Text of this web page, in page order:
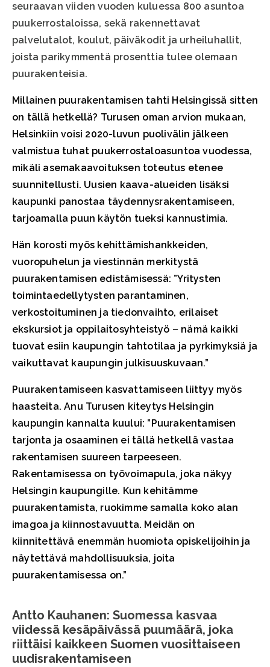
seuraavan viiden vuoden kuluessa 800 asuntoa
puukerrostaloissa, sekä rakennettavat
palvelutalot, koulut, päiväkodit ja urheiluhallit,
joista parikymmentä prosenttia tulee olemaan
puurakenteisia.
Millainen puurakentamisen tahti Helsingissä sitten
on tällä hetkellä? Turusen oman arvion mukaan,
Helsinkiin voisi 2020-luvun puolivälin jälkeen
valmistua tuhat puukerrostaloasuntoa vuodessa,
mikäli asemakaavoituksen toteutus etenee
suunnitellusti. Uusien kaava-alueiden lisäksi
kaupunki panostaa täydennysrakentamiseen,
tarjoamalla puun käytön tueksi kannustimia.
Hän korosti myös kehittämishankkeiden,
vuoropuhelun ja viestinnän merkitystä
puurakentamisen edistämisessä: ”Yritysten
toimintaedellytysten parantaminen,
verkostoituminen ja tiedonvaihto, erilaiset
ekskursiot ja oppilaitosyhteistyö – nämä kaikki
tuovat esiin kaupungin tahtotilaa ja pyrkimyksiä ja
vaikuttavat kaupungin julkisuuskuvaan.”
Puurakentamiseen kasvattamiseen liittyy myös
haasteita. Anu Turusen kiteytys Helsingin
kaupungin kannalta kuului: ”Puurakentamisen
tarjonta ja osaaminen ei tällä hetkellä vastaa
rakentamisen suureen tarpeeseen.
Rakentamisessa on työvoimapula, joka näkyy
Helsingin kaupungille. Kun kehitämme
puurakentamista, ruokimme samalla koko alan
imagoa ja kiinnostavuutta. Meidän on
kiinnitettävä enemmän huomiota opiskelijoihin ja
näytettävä mahdollisuuksia, joita
puurakentamisessa on.”
Antto Kauhanen: Suomessa kasvaa
viidessä kesäpäivässä puumäärä, joka
riittäisi kaikkeen Suomen vuosittaiseen
uudisrakentamiseen